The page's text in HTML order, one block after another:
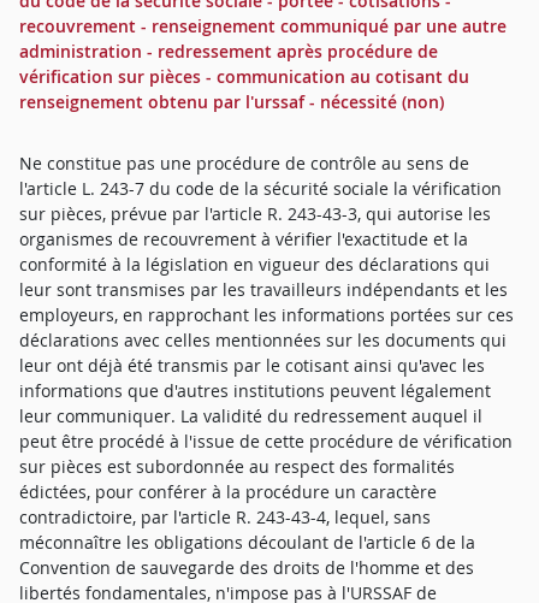
recouvrement - renseignement communiqué par une autre
administration - redressement après procédure de
vérification sur pièces - communication au cotisant du
renseignement obtenu par l'urssaf - nécessité (non)
Ne constitue pas une procédure de contrôle au sens de
l'article L. 243-7 du code de la sécurité sociale la vérification
sur pièces, prévue par l'article R. 243-43-3, qui autorise les
organismes de recouvrement à vérifier l'exactitude et la
conformité à la législation en vigueur des déclarations qui
leur sont transmises par les travailleurs indépendants et les
employeurs, en rapprochant les informations portées sur ces
déclarations avec celles mentionnées sur les documents qui
leur ont déjà été transmis par le cotisant ainsi qu'avec les
informations que d'autres institutions peuvent légalement
leur communiquer. La validité du redressement auquel il
peut être procédé à l'issue de cette procédure de vérification
sur pièces est subordonnée au respect des formalités
édictées, pour conférer à la procédure un caractère
contradictoire, par l'article R. 243-43-4, lequel, sans
méconnaître les obligations découlant de l'article 6 de la
Convention de sauvegarde des droits de l'homme et des
libertés fondamentales, n'impose pas à l'URSSAF de